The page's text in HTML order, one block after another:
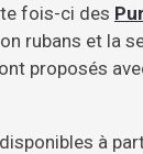
fois-ci des
rubans et la
proposés
à